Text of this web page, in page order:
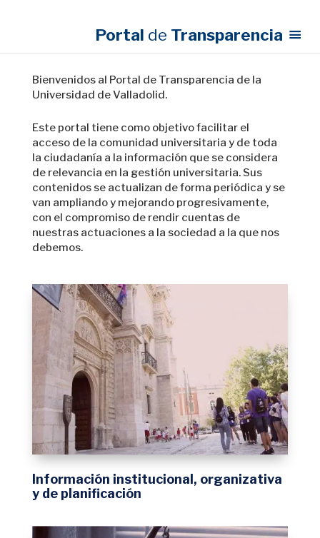
Portal de Transparencia
Bienvenidos al Portal de Transparencia de la
Universidad de Valladolid.
Este portal tiene como objetivo facilitar el
acceso de la comunidad universitaria y de toda
la ciudadanía a la información que se considera
de relevancia en la gestión universitaria. Sus
contenidos se actualizan de forma periódica y se
van ampliando y mejorando progresivamente,
con el compromiso de rendir cuentas de
nuestras actuaciones a la sociedad a la que nos
debemos.
Información institucional, organizativa
y de planificación